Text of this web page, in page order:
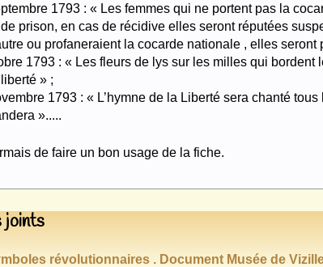
1793 : « Les femmes qui ne portent pas la
prison, en cas de récidive elles seront réputées
ou profaneraient la cocarde nationale , elles
1793 : « Les fleurs de lys sur les milles qui bordent
» ;
1793 : « L’hymne de la Liberté sera chanté
».....
de faire un bon usage de la fiche.
joints
révolutionnaires . Document Musée de